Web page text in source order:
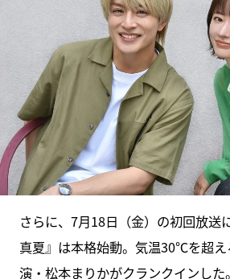
さらに、7月18日（金）の初回放送
真夏』は本格始動。気温30℃を超え
演・松本まりかがクランクインした。